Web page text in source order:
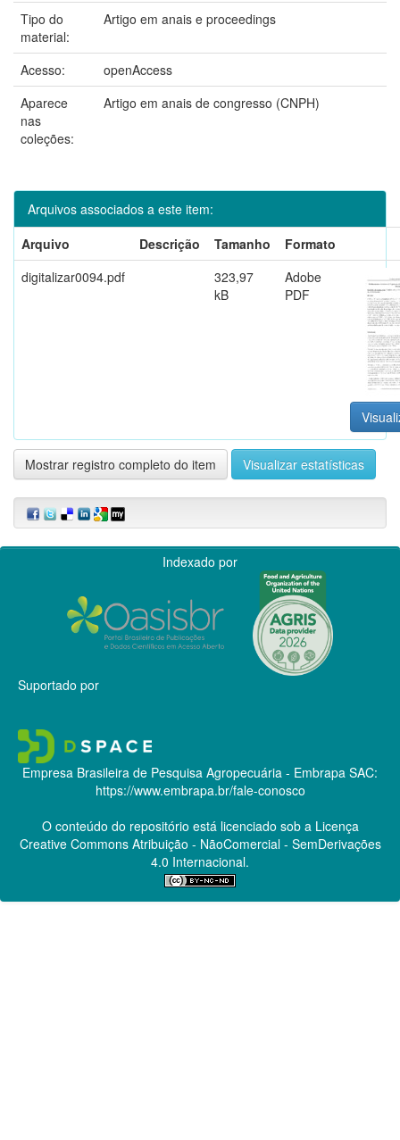
Tipo do
material:
Artigo em anais e proceedings
Acesso:
openAccess
Aparece
nas
coleções:
Artigo em anais de congresso (CNPH)
Arquivos associados a este item:
Arquivo
Descrição Tamanho
Formato
digitalizar0094.pdf
323,97
kB
Adobe
PDF
Mostrar registro completo do item Visualizar estatísticas
Indexado por
Suportado por
Empresa Brasileira de Pesquisa Agropecuária - Embrapa SAC:
https://www.embrapa.br/fale-conosco
O conteúdo do repositório está licenciado sob a Licença
Creative CommonsAtribuição - NãoComercial - SemDerivações
4.0 Internacional.